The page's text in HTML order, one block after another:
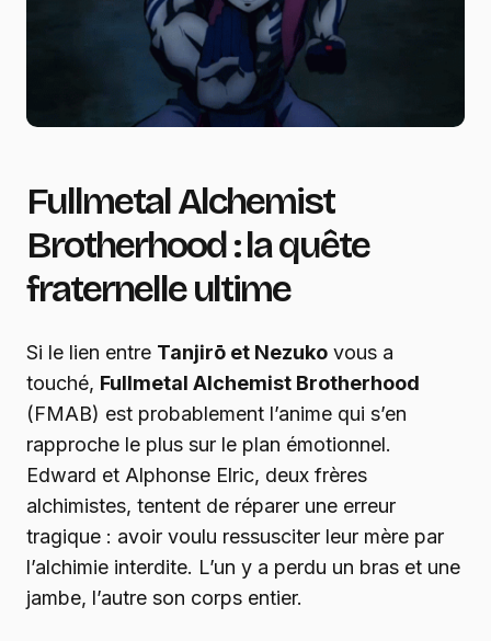
Fullmetal Alchemist
Brotherhood : la quête
fraternelle ultime
Si le lien entre Tanjirō et Nezuko vous a
touché, Fullmetal Alchemist Brotherhood
(FMAB) est probablement l’anime qui s’en
rapproche le plus sur le plan émotionnel.
Edward et Alphonse Elric, deux frères
alchimistes, tentent de réparer une erreur
tragique : avoir voulu ressusciter leur mère par
l’alchimie interdite. L’un y a perdu un bras et une
jambe, l’autre son corps entier.